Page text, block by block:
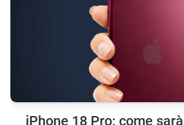
iPhone 18 Pro: come